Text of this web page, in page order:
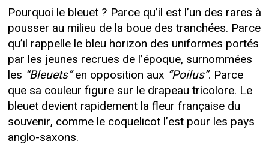
Pourquoi le bleuet ? Parce qu’il est l’un des rares à
pousser au milieu de la boue des tranchées. Parce
qu’il rappelle le bleu horizon des uniformes portés
par les jeunes recrues de l’époque, surnommées
les “Bleuets”en opposition aux “Poilus”. Parce
que sa couleur figure sur le drapeau tricolore. Le
bleuet devient rapidement la fleur française du
souvenir, comme le coquelicot l’est pour les pays
anglo-saxons.